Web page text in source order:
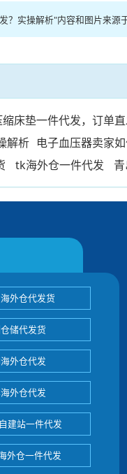
实操解析"内容和图片来
床垫一件代发，订单
解析 电子血压器卖家
tk海外仓一件代发
外仓代发货
储代发货
外仓代发
外仓代发
建站一件代发
外仓一件代发